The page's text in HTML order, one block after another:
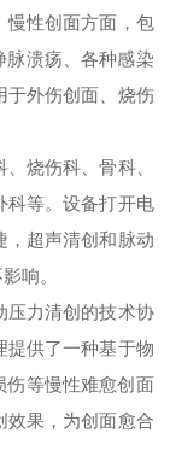
慢性创面方面，包
脉溃疡、各种感染
于外伤创面、烧伤
烧伤科、骨科、
科等。设备打开电
，超声清创和脉动
响。
压力清创的技术协
提供了一种基于物
伤等慢性难愈创面
效果，为创面愈合